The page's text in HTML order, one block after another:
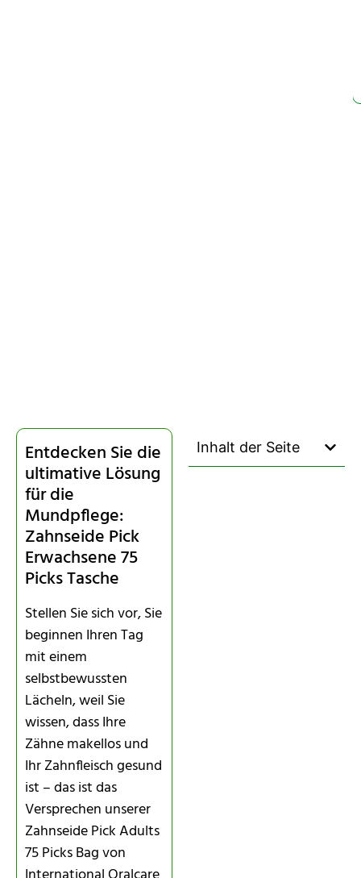
Entdecken Sie die
ultimative Lösung
für die
Mundpflege:
Zahnseide Pick
Erwachsene 75
Picks Tasche
Stellen Sie sich vor, Sie
beginnen Ihren Tag
mit einem
selbstbewussten
Lächeln, weil Sie
wissen, dass Ihre
Zähne makellos und
Ihr Zahnfleisch gesund
ist – das ist das
Versprechen unserer
Zahnseide Pick Adults
75 Picks Bag von
Inhalt der Seite